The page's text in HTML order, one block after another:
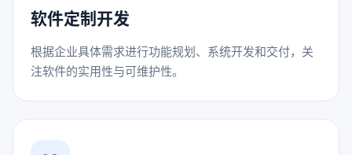
软件定制开发
根据企业具体需求进行功能规划、系统开发和交付，关
注软件的实用性与可维护性。